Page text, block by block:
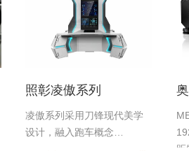
照彰凌傲系列
凌傲系列采用刀锋现代美学
设计，融入跑车概念…